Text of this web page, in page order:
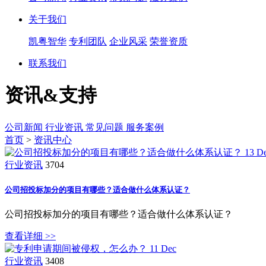
关于我们
凯粤智华 专利团队 企业风采 荣誉资质
联系我们
资讯&支持
公司新闻 行业资讯 常见问题 服务案例
首页 > 资讯中心
13
行业资讯 3704
公司招投标加分的项目有哪些？适合做什么体系认证？
公司招投标加分的项目有哪些？适合做什么体系认证？
查看详细 >>
11 Dec
行业资讯 3408